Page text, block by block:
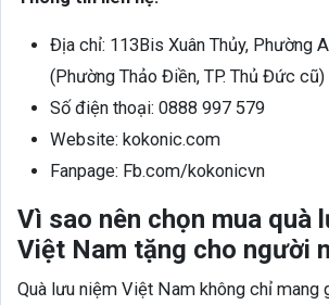
Địa chỉ: 113Bis Xuân Thủy, Phường
(Phường Thảo Điền, TP. Thủ Đức cũ)
Số điện thoại: 0888 997 579
Website: kokonic.com
Fanpage: Fb.com/kokonicvn
Vì sao nên chọn mua quà
Việt Nam tặng cho người
Quà lưu niệm Việt Nam không chỉ mang